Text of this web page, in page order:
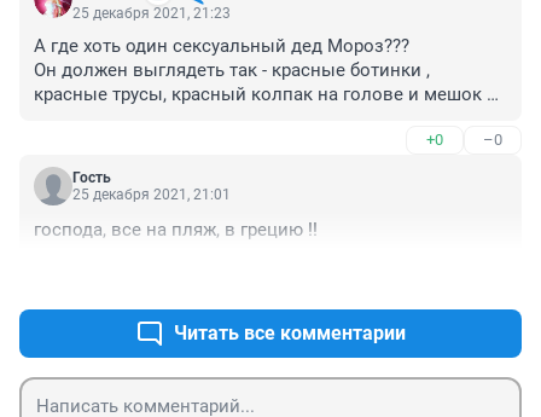
25 декабря 2021, 21:23
А где хоть один сексуальный дед Мороз???
Он должен выглядеть так - красные ботинки ,
красные трусы, красный колпак на голове и мешок
+0 –0
Гость
25 декабря 2021, 21:01
господа, все на пляж, в грецию !!
Читать все комментарии